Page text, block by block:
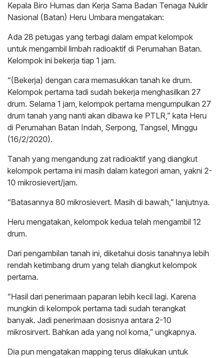
Kepala Biro Humas dan Kerja Sama Badan Tenaga Nuklir
Nasional (Batan) Heru Umbara mengatakan:
Ada 28 petugas yang terbagi dalam empat kelompok
untuk mengambil limbah radioaktif di Perumahan Batan.
Kelompok ini bekerja tiap 1 jam.
“(Bekerja) dengan cara memasukkan tanah ke drum.
Kelompok pertama tadi sudah bekerja menghasilkan 27
drum. Selama 1 jam, kelompok pertama mengumpulkan 27
drum tanah yang nanti akan dibawa ke PTLR,” kata Heru
di Perumahan Batan Indah, Serpong, Tangsel, Minggu
(16/2/2020).
Tanah yang mengandung zat radioaktif yang diangkut
kelompok pertama ini masih dalam kategori aman, yakni 2-
10 mikrosievert/jam.
“Batasannya 80 mikrosievert. Masih di bawah,” lanjutnya.
Heru mengatakan, kelompok kedua telah mengambil 12
drum.
Dari pengambilan tanah ini, diketahui dosis tanahnya lebih
rendah ketimbang drum yang telah diangkut kelompok
pertama.
“Hasil dari penerimaan paparan lebih kecil lagi. Karena
mungkin di kelompok pertama tadi sudah terangkat
banyak. Jadi penerimaan dosisnya antara 2-10
mikrosirvert. Bahkan ada yang nol koma,” ungkapnya.
Dia pun mengatakan mapping terus dilakukan untuk